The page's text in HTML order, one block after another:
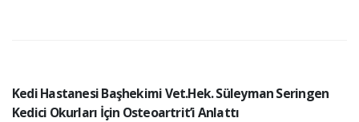
Kedi Hastanesi Başhekimi Vet.Hek. Süleyman Seringen
Kedici Okurları İçin Osteoartrit’i Anlattı